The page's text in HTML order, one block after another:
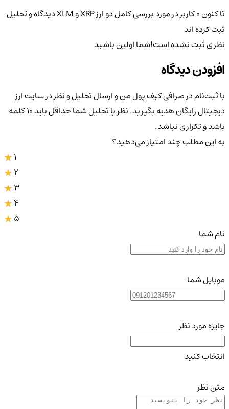
تا کنون 0 کاربر در مورد بررسی کامل دو ارز XRP و XLM
دیدگاه و تحلیل
ثبت کرده اند
نظری ثبت نشده است!شما اولین باشید
افزودن دیدگاه
با ثبت‌نام در صرافی کیف پول من و ارسال تحلیل و نظر در سایت ارز
دیجیتال رایگان هدیه بگیرید. نظر یا تحلیل شما حداقل باید ۱۰ کلمه
باشد و تکراری نباشد.
به این مطلب چند امتیاز می‌دهید؟
3
4
5
نام شما
موبایل شما
جایزه مورد نظر
انتخاب کنید
متن نظر